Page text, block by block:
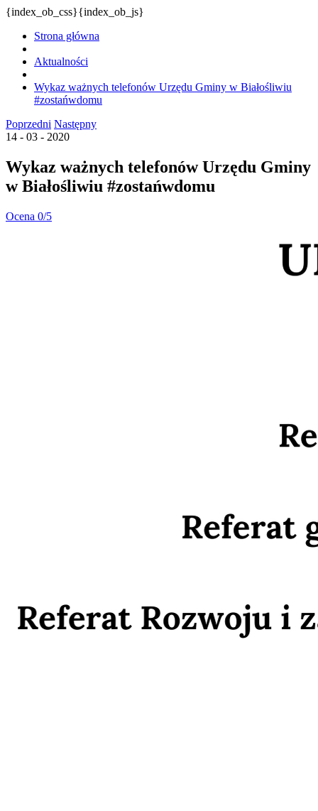
{index_ob_css}{index_ob_js}
Strona główna
Aktualności
Wykaz ważnych telefonów Urzędu Gminy w Białośliwiu
#zostańwdomu
Poprzedni Następny
14 - 03 - 2020
Wykaz ważnych telefonów Urzędu Gminy
w Białośliwiu #zostańwdomu
Ocena 0/5